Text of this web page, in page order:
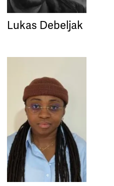
Lukas Debeljak